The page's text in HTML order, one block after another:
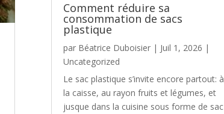
Comment réduire sa
consommation de sacs
plastique
par Béatrice Duboisier| Juil 1, 2026 |
Uncategorized
Le sac plastique s’invite encore partout: à
la caisse, au rayon fruits et légumes, et
jusque dans la cuisine sous forme de sac